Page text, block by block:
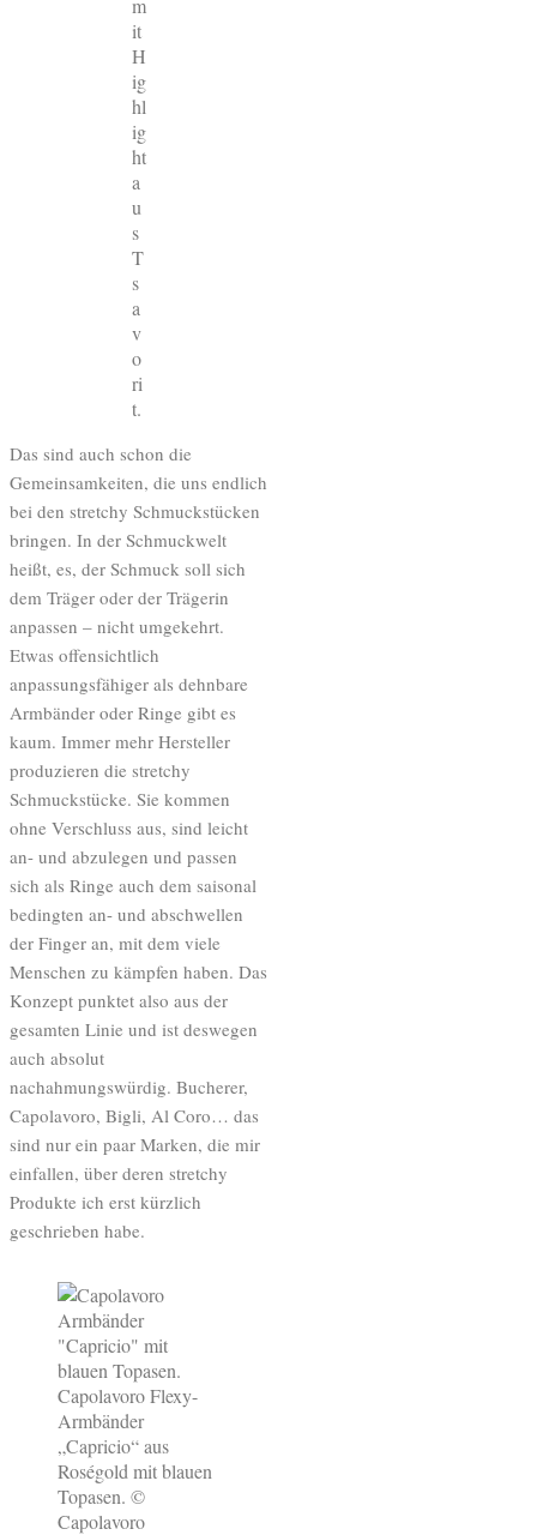
m
it
H
ig
hl
ig
ht
a
u
s
T
s
a
v
o
ri
t.
Das sind auch schon die
Gemeinsamkeiten, die uns endlich
bei den stretchy Schmuckstücken
bringen. In der Schmuckwelt
heißt, es, der Schmuck soll sich
dem Träger oder der Trägerin
anpassen – nicht umgekehrt.
Etwas offensichtlich
anpassungsfähiger als dehnbare
Armbänder oder Ringe gibt es
kaum. Immer mehr Hersteller
produzieren die stretchy
Schmuckstücke. Sie kommen
ohne Verschluss aus, sind leicht
an- und abzulegen und passen
sich als Ringe auch dem saisonal
bedingten an- und abschwellen
der Finger an, mit dem viele
Menschen zu kämpfen haben. Das
Konzept punktet also aus der
gesamten Linie und ist deswegen
auch absolut
nachahmungswürdig. Bucherer,
Capolavoro, Bigli, Al Coro… das
sind nur ein paar Marken, die mir
einfallen, über deren stretchy
Produkte ich erst kürzlich
geschrieben habe.
Capolavoro Flexy-
Armbänder
„Capricio“ aus
Roségold mit blauen
Topasen. ©
Capolavoro